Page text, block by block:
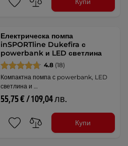
Електрическа помпа
inSPORTline Dukefira с
powerbank и LED светлина
4.8 (18)
Компактна помпа с powerbank, LED
светлина и …
55,75 € / 109,04 лв.
Купи